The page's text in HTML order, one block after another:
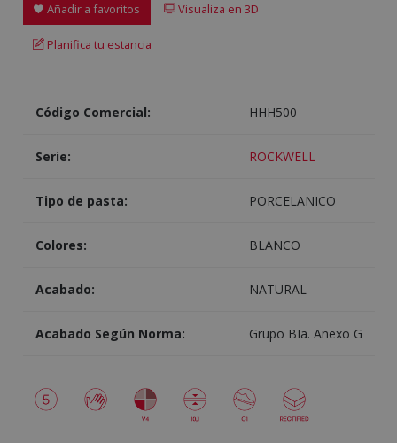
Añadir a favoritos Visualiza en 3D
Planifica tu estancia
Código Comercial: HHH500
Serie: ROCKWELL
Tipo de pasta: PORCELANICO
Colores: BLANCO
Acabado: NATURAL
Acabado Según Norma: Grupo BIa. Anexo G